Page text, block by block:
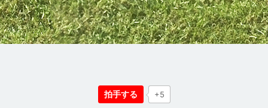
拍手する +5